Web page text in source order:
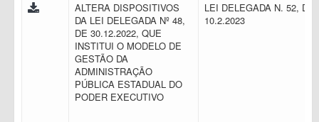
ALTERA DISPOSITIVOS
DA LEI DELEGADA Nº 48,
DE 30.12.2022, QUE
INSTITUI O MODELO DE
GESTÃO DA
ADMINISTRAÇÃO
PÚBLICA ESTADUAL DO
PODER EXECUTIVO
LEI DELEGADA N. 52, DE
10.2.2023